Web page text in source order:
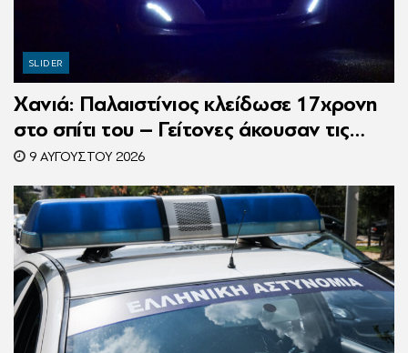
SLIDER
Χανιά: Παλαιστίνιος κλείδωσε 17χρονη
στο σπίτι του – Γείτονες άκουσαν τις
φωνές της και κάλεσαν την Αστυνομία
9 ΑΥΓΟΎΣΤΟΥ 2026